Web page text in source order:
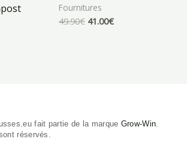
Fournitures
49.90€ 41.00€
fait partie de la marque Grow-Win
réservés.